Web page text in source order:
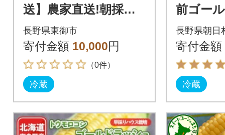
送】農家直送!朝採れ
とうもろこし(ゴール
ドラッシュ) 2L 12本|
小林菜園
長野県東御市
寄付金額 10,000円
（0件）
冷蔵
前ゴー
ュ 8～
年7月中
送〉
長野県朝日
寄付金額
冷蔵